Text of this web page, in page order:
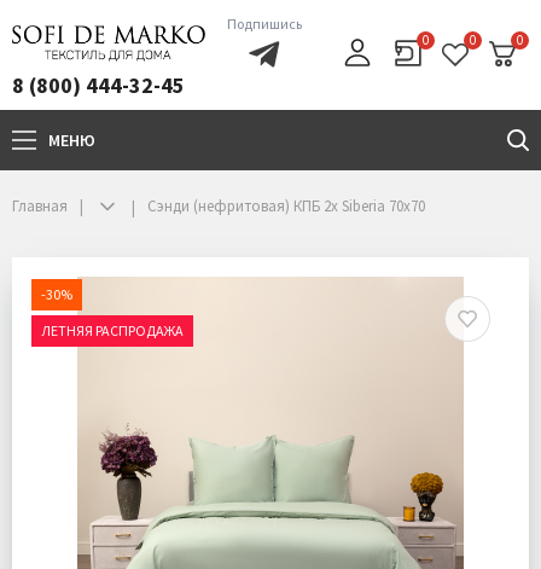
8 (800) 444-32-45
Подпишись
0 0 0
МЕНЮ
+7(800)444-32-45
Главная Сэнди (нефритовая) КПБ 2x Siberia 70х70
-30%
ЛЕТНЯЯ РАСПРОДАЖА